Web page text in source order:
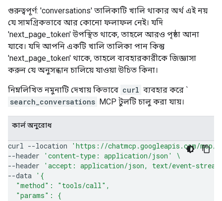
গুরুত্বপূর্ণ: 'conversations' তালিকাটি খালি থাকার অর্থ এই নয়
যে সামগ্রিকভাবে আর কোনো ফলাফল নেই। যদি
'next_page_token' উপস্থিত থাকে, তাহলে আরও পৃষ্ঠা আনা
যাবে। যদি আপনি একটি খালি তালিকা পান কিন্তু
'next_page_token' থাকে, তাহলে ব্যবহারকারীকে জিজ্ঞাসা
করুন যে অনুসন্ধান চালিয়ে যাওয়া উচিত কিনা।
নিম্নলিখিত নমুনাটি দেখায় কিভাবে curl ব্যবহার করে `
search_conversations MCP টুলটি চালু করা যায়।
কার্ল অনুরোধ
curl --location
'https://chatmcp.googleapis.com/mcp/
--header
'content-type: application/json'
\
--header
'accept: application/json, text/event-
--data '{
  "method": "tools/call",
  "params": {